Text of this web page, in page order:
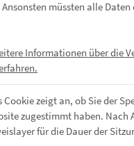
müssten alle Daten
Informationen über die
Cookie zeigt an, ob Sie der
zugestimmt haben. Nach
für die Dauer der